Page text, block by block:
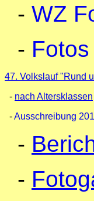
- WZ
-
47. Volkslauf "Rund
- nach Altersklassen
-Ausschreibung
-
-